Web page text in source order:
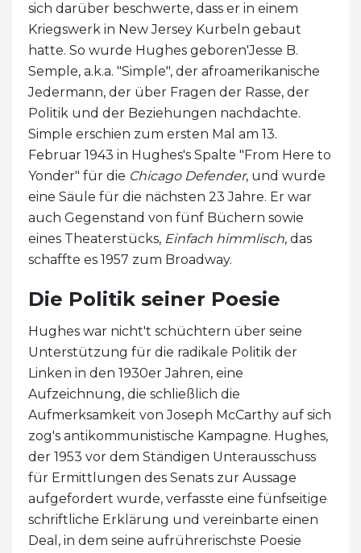
sich darüber beschwerte, dass er in einem
Kriegswerk in New Jersey Kurbeln gebaut
hatte. So wurde Hughes geboren'Jesse B.
Semple, a.k.a. "Simple", der afroamerikanische
Jedermann, der über Fragen der Rasse, der
Politik und der Beziehungen nachdachte.
Simple erschien zum ersten Mal am 13.
Februar 1943 in Hughes's Spalte "From Here to
Yonder" für die Chicago Defender, und wurde
eine Säule für die nächsten 23 Jahre. Er war
auch Gegenstand von fünf Büchern sowie
eines Theaterstücks, Einfach himmlisch, das
schaffte es 1957 zum Broadway.
Die Politik seiner Poesie
Hughes war nicht't schüchtern über seine
Unterstützung für die radikale Politik der
Linken in den 1930er Jahren, eine
Aufzeichnung, die schließlich die
Aufmerksamkeit von Joseph McCarthy auf sich
zog's antikommunistische Kampagne. Hughes,
der 1953 vor dem Ständigen Unterausschuss
für Ermittlungen des Senats zur Aussage
aufgefordert wurde, verfasste eine fünfseitige
schriftliche Erklärung und vereinbarte einen
Deal, in dem seine aufrührerischste Poesie